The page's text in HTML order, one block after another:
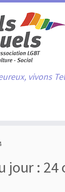
vivons
jour : 24